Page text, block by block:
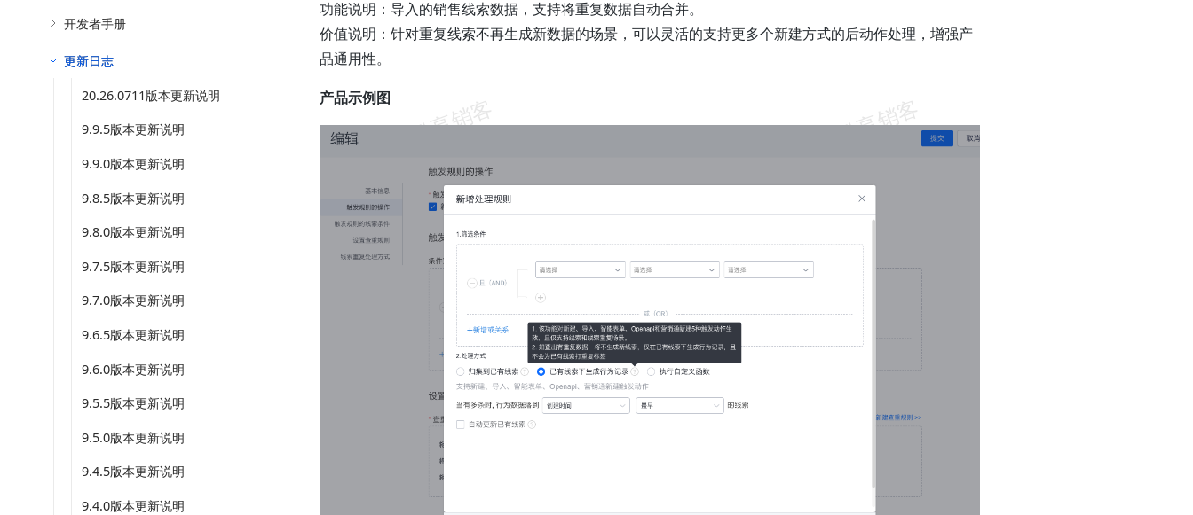
开发者手册
更新日志
20.26.0711版本更新说明
9.9.5版本更新说明
9.9.0版本更新说明
9.8.5版本更新说明
9.8.0版本更新说明
9.7.5版本更新说明
9.7.0版本更新说明
9.6.5版本更新说明
9.6.0版本更新说明
9.5.5版本更新说明
9.5.0版本更新说明
9.4.5版本更新说明
9.4.0版本更新说明
功能说明：导入的销售线索数据，支持将重复数据自动合并。
价值说明：针对重复线索不再生成新数据的场景，可以灵活的支持更多个新建方式的后动作处理，增强产
品通用性。
产品示例图